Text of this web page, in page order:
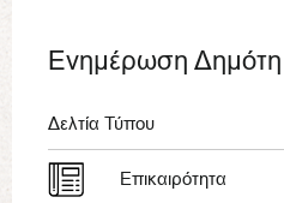
Ενημέρωση Δημότη
Δελτία Τύπου
Επικαιρότητα